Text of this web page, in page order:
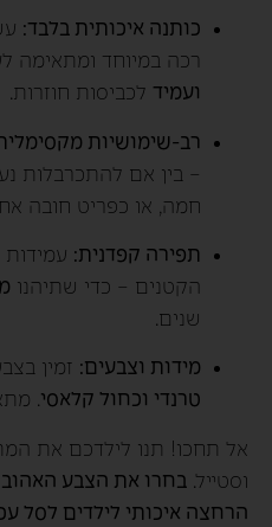
כותנה איכותית בלבד:
רכה במיוחד ומתאימה
ועמיד לכביסות חוזרות.
רב-שימושיות
– בין אם להתכרבלות
חמה, או כפריט חובה
תפירה קפדנית:
הקטנים – כדי שתיהנו
שנים.
מידות וצבעים: זמין
טרנדי וכחול קלאסי.
אל תחכו! תנו לילדכם את
וסטייל. בחרו את הצבע האהוב
הרחצה איכותי לילדים לסל